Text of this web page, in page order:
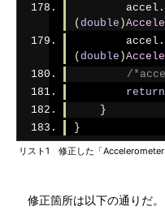
        accel
.
( double )
        accel
.
( double )
/
return
}
}
リスト1 修正した「
修正箇所は以下の通りだ。